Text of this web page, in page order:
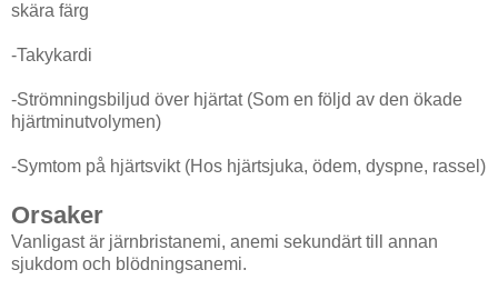
skära färg
-Takykardi
-Strömningsbiljud över hjärtat (Som en följd av den ökade
hjärtminutvolymen)
-Symtom på hjärtsvikt (Hos hjärtsjuka, ödem, dyspne, rassel)
Orsaker
Vanligast är järnbristanemi, anemi sekundärt till annan
sjukdom och blödningsanemi.